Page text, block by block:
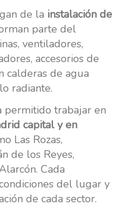
de la instalación de
parte del
ventiladores,
accesorios de
calderas de agua
radiante.
permitido trabajar en
capital y en
Las Rozas,
de los Reyes,
Cada
del lugar y
de cada sector.